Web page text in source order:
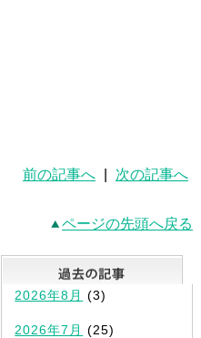
前の記事へ 次の記事へ
ページの先頭へ戻る
最新記事一覧
2026年8月 (3)
2026年7月 (25)